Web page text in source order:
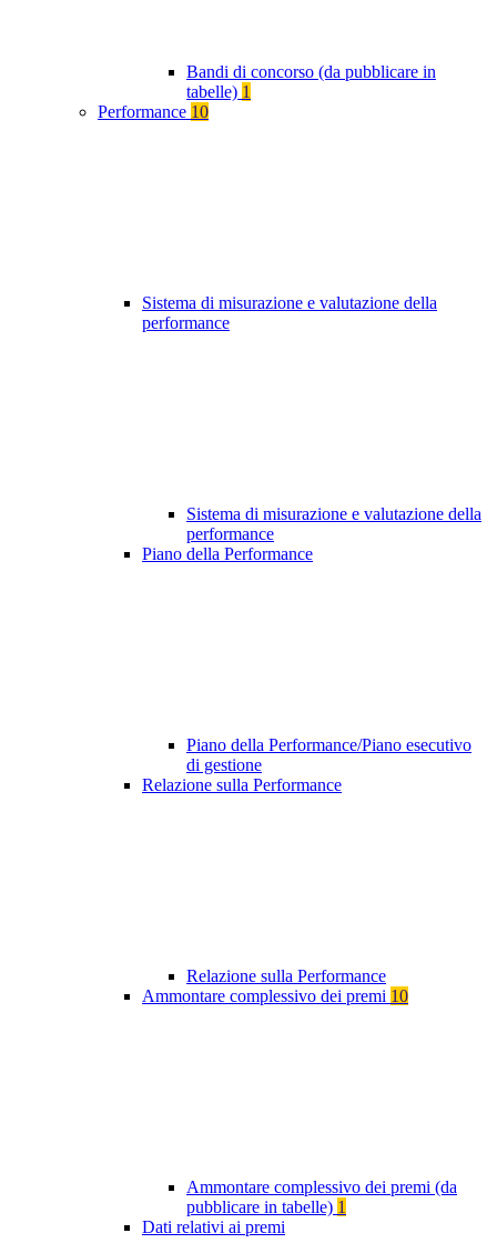
Bandi di concorso (da pubblicare in
tabelle) 1
Performance 10
Sistema di misurazione e valutazione della
performance
Sistema di misurazione e valutazione della
performance
Piano della Performance
Piano della Performance/Piano esecutivo
di gestione
Relazione sulla Performance
Relazione sulla Performance
Ammontare complessivo dei premi 10
Ammontare complessivo dei premi (da
pubblicare in tabelle) 1
Dati relativi ai premi